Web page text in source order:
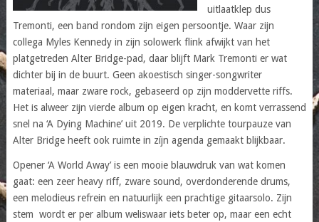
uitlaatklep dus
Tremonti, een band rondom zijn eigen persoontje. Waar zijn
collega Myles Kennedy in zijn solowerk flink afwijkt van het
platgetreden Alter Bridge-pad, daar blijft Mark Tremonti er wat
dichter bij in de buurt. Geen akoestisch singer-songwriter
materiaal, maar zware rock, gebaseerd op zijn moddervette riffs.
Het is alweer zijn vierde album op eigen kracht, en komt verrassend
snel na ‘A Dying Machine’ uit 2019. De verplichte tourpauze van
Alter Bridge heeft ook ruimte in zíjn agenda gemaakt blijkbaar.
Opener ‘A World Away’ is een mooie blauwdruk van wat komen
gaat: een zeer heavy riff, zware sound, overdonderende drums,
een melodieus refrein en natuurlijk een prachtige gitaarsolo. Zijn
stem wordt er per album weliswaar iets beter op, maar een echt